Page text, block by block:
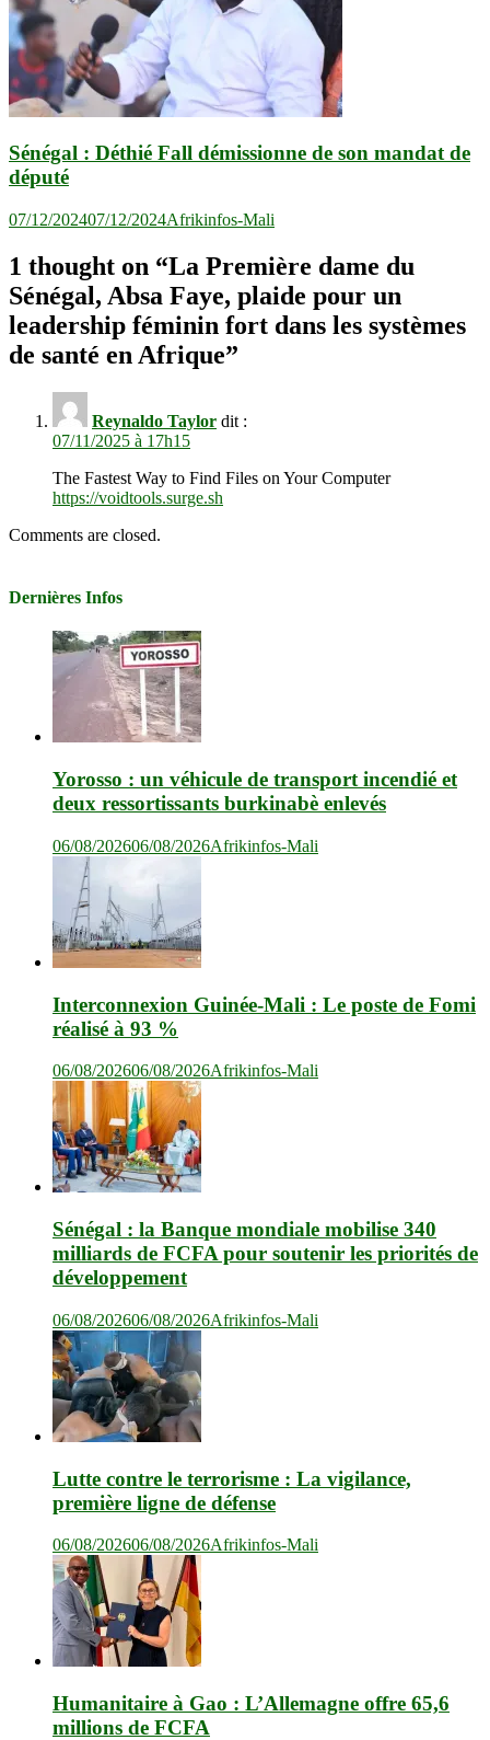
Sénégal : Déthié Fall démissionne de son mandat de
député
07/12/202407/12/2024Afrikinfos-Mali
1 thought on “La Première dame du
Sénégal, Absa Faye, plaide pour un
leadership féminin fort dans les systèmes
de santé en Afrique”
Reynaldo Taylor dit :
07/11/2025 à 17h15
The Fastest Way to Find Files on Your Computer
https://voidtools.surge.sh
Comments are closed.
Dernières Infos
Yorosso : un véhicule de transport incendié et
deux ressortissants burkinabè enlevés
06/08/202606/08/2026Afrikinfos-Mali
Interconnexion Guinée-Mali : Le poste de Fomi
réalisé à 93 %
06/08/202606/08/2026Afrikinfos-Mali
Sénégal : la Banque mondiale mobilise 340
milliards de FCFA pour soutenir les priorités de
développement
06/08/202606/08/2026Afrikinfos-Mali
Lutte contre le terrorisme : La vigilance,
première ligne de défense
06/08/202606/08/2026Afrikinfos-Mali
Humanitaire à Gao : L’Allemagne offre 65,6
millions de FCFA